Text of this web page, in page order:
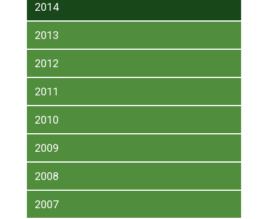
2014
2013
2012
2011
2010
2009
2008
2007